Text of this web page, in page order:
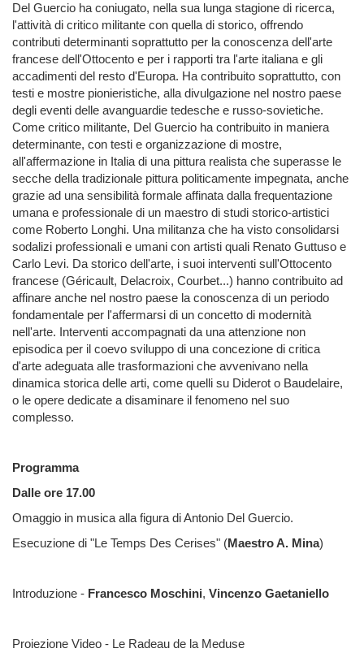
Del Guercio ha coniugato, nella sua lunga stagione di ricerca,
l'attività di critico militante con quella di storico, offrendo
contributi determinanti soprattutto per la conoscenza dell'arte
francese dell'Ottocento e per i rapporti tra l'arte italiana e gli
accadimenti del resto d'Europa. Ha contribuito soprattutto, con
testi e mostre pionieristiche, alla divulgazione nel nostro paese
degli eventi delle avanguardie tedesche e russo-sovietiche.
Come critico militante, Del Guercio ha contribuito in maniera
determinante, con testi e organizzazione di mostre,
all'affermazione in Italia di una pittura realista che superasse le
secche della tradizionale pittura politicamente impegnata, anche
grazie ad una sensibilità formale affinata dalla frequentazione
umana e professionale di un maestro di studi storico-artistici
come Roberto Longhi. Una militanza che ha visto consolidarsi
sodalizi professionali e umani con artisti quali Renato Guttuso e
Carlo Levi. Da storico dell'arte, i suoi interventi sull'Ottocento
francese (Géricault, Delacroix, Courbet...) hanno contribuito ad
affinare anche nel nostro paese la conoscenza di un periodo
fondamentale per l'affermarsi di un concetto di modernità
nell'arte. Interventi accompagnati da una attenzione non
episodica per il coevo sviluppo di una concezione di critica
d'arte adeguata alle trasformazioni che avvenivano nella
dinamica storica delle arti, come quelli su Diderot o Baudelaire,
o le opere dedicate a disaminare il fenomeno nel suo
complesso.
Programma
Dalle ore 17.00
Omaggio in musica alla figura di Antonio Del Guercio.
Esecuzione di "Le Temps Des Cerises" (Maestro A. Mina)
Introduzione - Francesco Moschini, Vincenzo Gaetaniello
Proiezione Video - Le Radeau de la Meduse